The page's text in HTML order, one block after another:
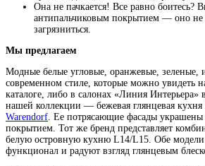
Она не пачкается! Все равно боитесь?
антипальчиковым покрытием — оно не
загрязниться.
Мы предлагаем
Модные белые угловые, оранжевые, зеленые,
современном стиле, которые можно увидеть
каталоге, либо в салонах «Линия Интерьера»
нашей коллекции — бежевая глянцевая
Warendorf. Ее потрясающие фасады
покрытием. Тот же бренд представляет
белую островную кухню L14/L15. Обе
функционал и радуют взгляд глянцевым